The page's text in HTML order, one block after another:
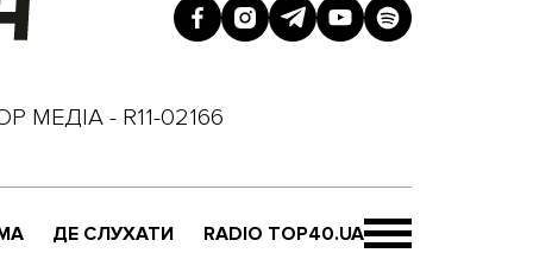
МЕДІА - R11-02166
ДЕ СЛУХАТИ RADIO TOP40.UA